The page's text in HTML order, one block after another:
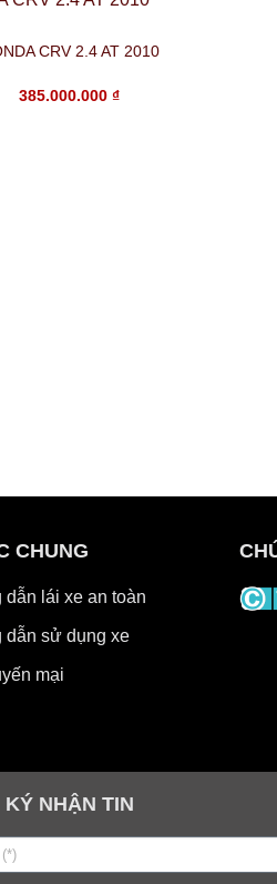
CRV 2.4 AT 2010
385.000.000₫
CHUNG
dẫn lái xe an toàn
dẫn sử dụng xe
mại
NHẬN TIN